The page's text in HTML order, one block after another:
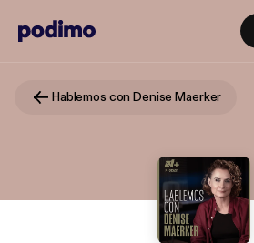
Hablemos con Denise Maerker